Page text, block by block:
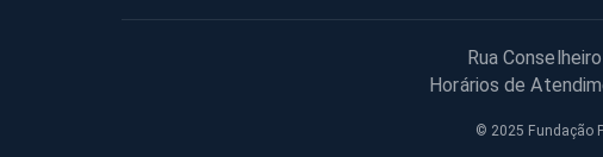
Rua
Horários de
© 2025 Fundação